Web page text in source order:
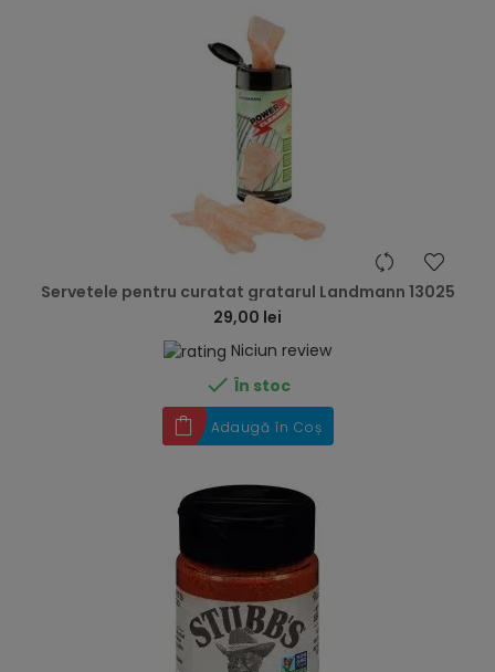
Servetele pentru curatat gratarul Landmann 13025
29,00 lei
Niciun review
 În stoc
Adaugă în Coș